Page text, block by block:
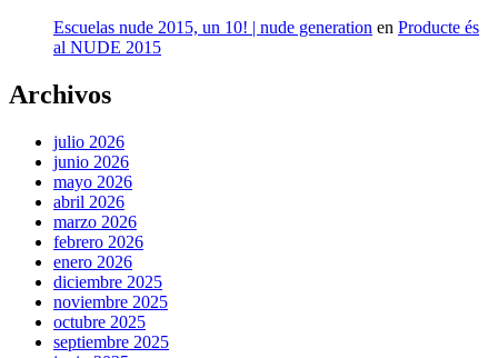
Escuelas nude 2015, un 10! | nude generation en Producte és
al NUDE 2015
Archivos
julio 2026
junio 2026
mayo 2026
abril 2026
marzo 2026
febrero 2026
enero 2026
diciembre 2025
noviembre 2025
octubre 2025
septiembre 2025